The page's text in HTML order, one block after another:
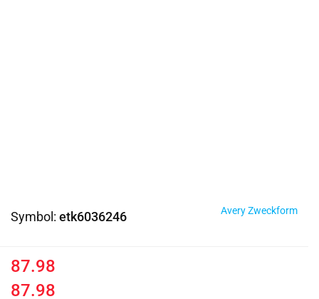
Symbol: etk6036246 Avery Zweckform
87.98
87.98